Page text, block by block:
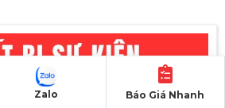
Báo Giá Nhanh
Zalo